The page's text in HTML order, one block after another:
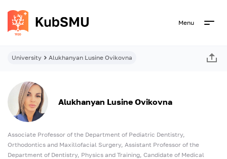
Menu
University Alukhanyan Lusine Ovikovna
Alukhanyan Lusine Ovikovna
Associate Professor of the Department of Pediatric Dentistry,
Orthodontics and Maxillofacial Surgery, Assistant Professor of the
Department of Dentistry, Physics and Training, Candidate of Medical